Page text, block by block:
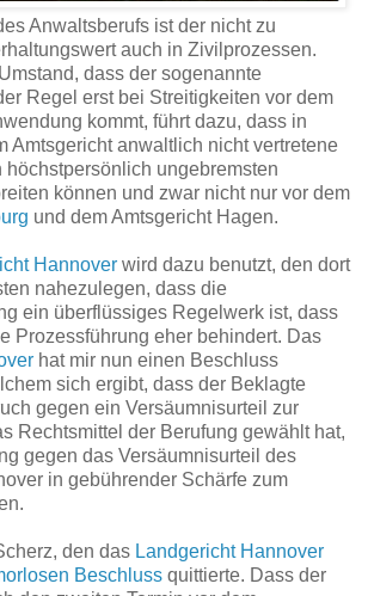
Anwaltsberufs ist der nicht zu
auch in Zivilprozessen.
dass der sogenannte
Regel erst bei Streitigkeiten vor dem
kommt, führt dazu, dass in
Amtsgericht anwaltlich nicht vertretene
höchstpersönlich ungebremsten
können und zwar nicht nur vor dem
und dem Amtsgericht Hagen.
Hannover wird dazu benutzt, den dort
nahezulegen, dass die
ein überflüssiges Regelwerk ist, dass
Prozessführung eher behindert. Das
hat mir nun einen Beschluss
sich ergibt, dass der Beklagte
gegen ein Versäumnisurteil zur
Rechtsmittel der Berufung gewählt hat,
gegen das Versäumnisurteil des
in gebührender Schärfe zum
den das Landgericht Hannover
Beschluss quittierte. Dass der